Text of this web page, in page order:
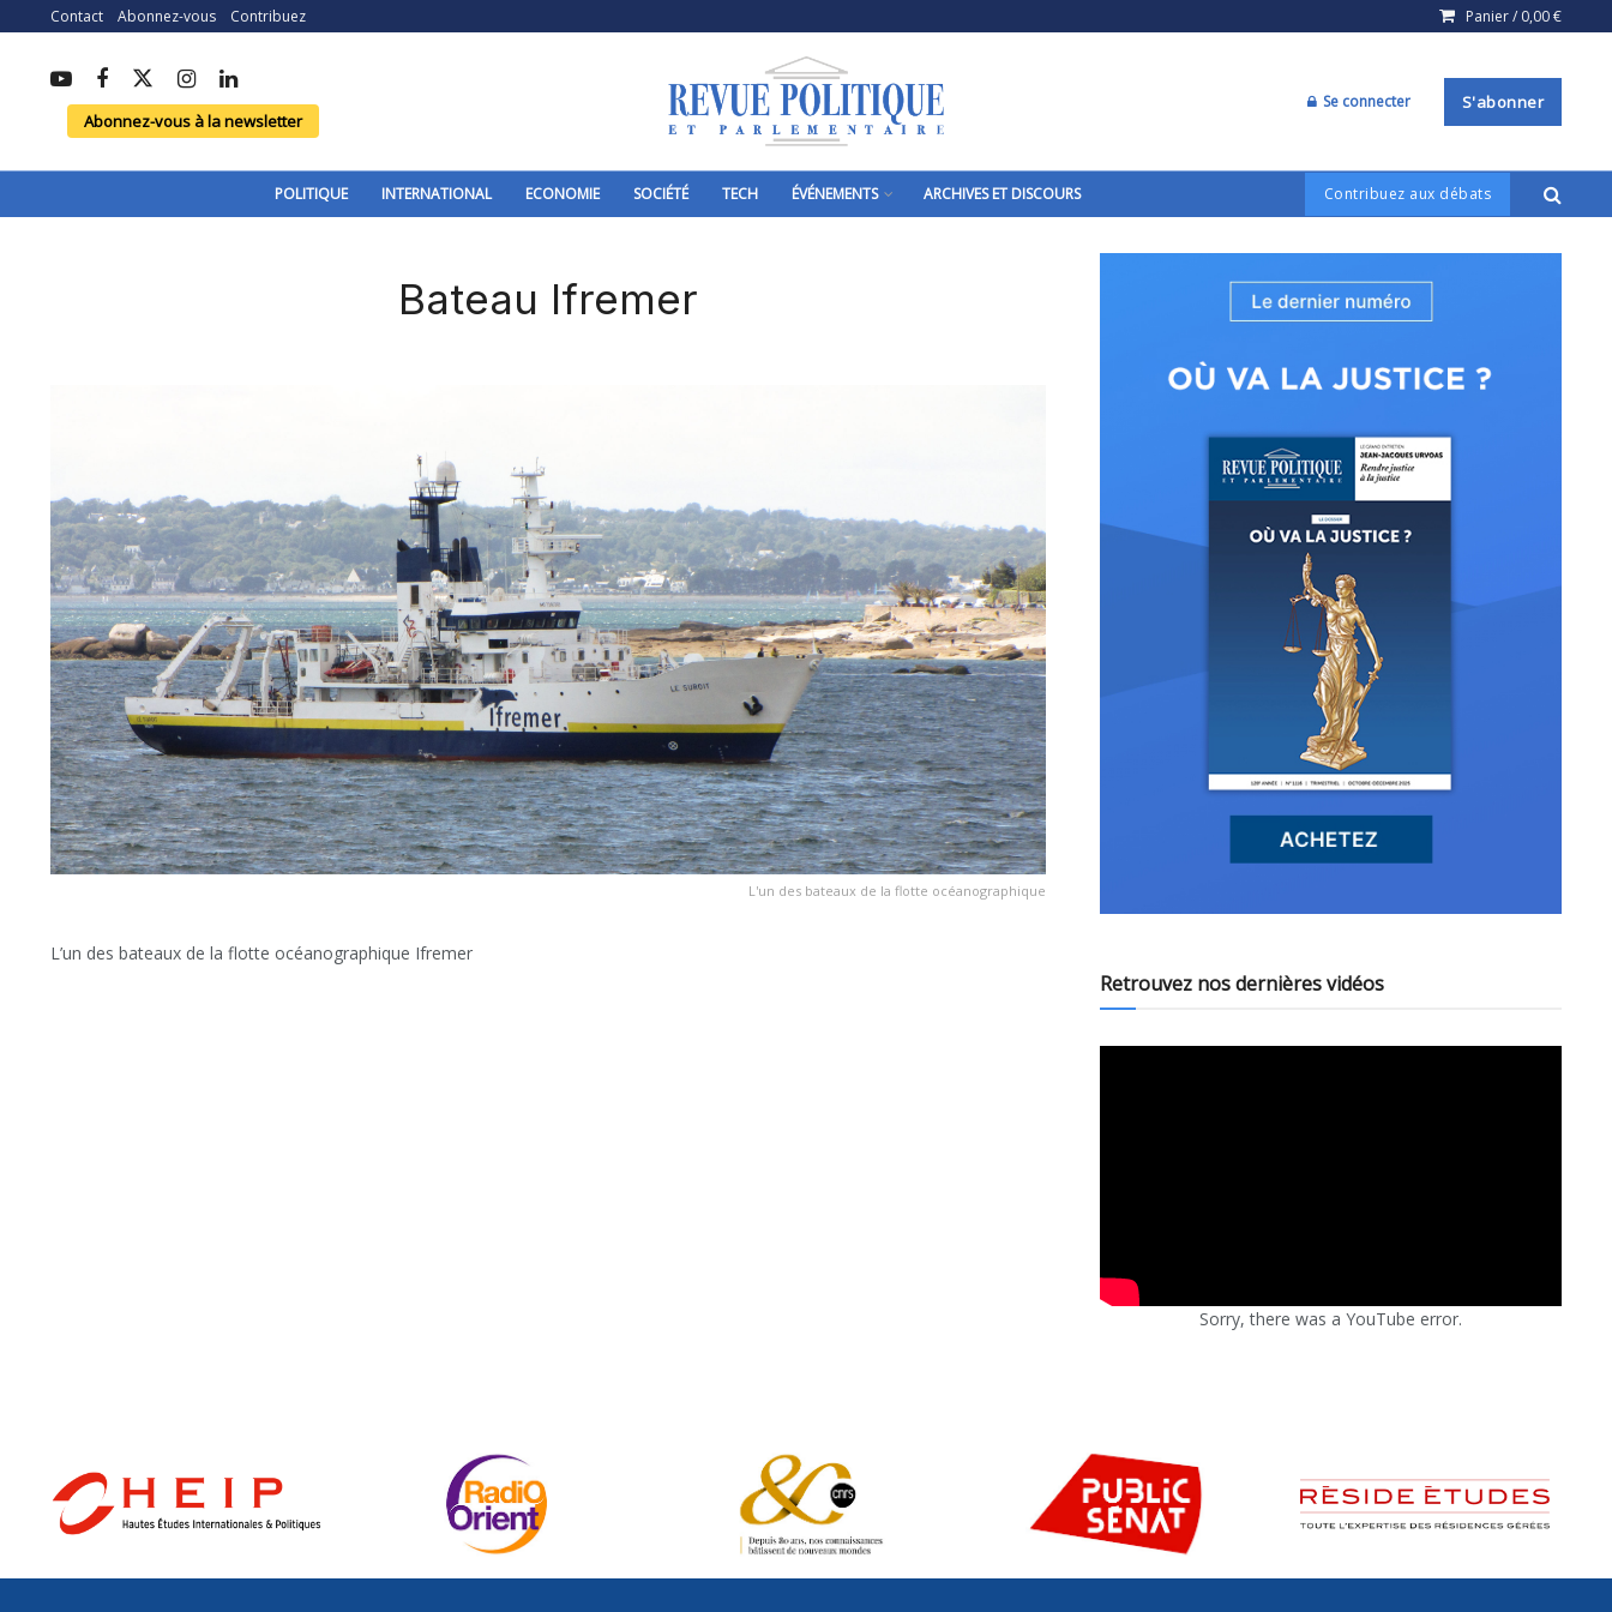
Contact Abonnez-vous Contribuez Panier / 0,00€
Abonnez-vous à la newsletter
Se connecter S'abonner
POLITIQUE INTERNATIONAL ECONOMIE SOCIÉTÉ TECH ÉVÉNEMENTS ARCHIVES ET DISCOURS Contribuez aux débats
Bateau Ifremer
L'un des bateaux de la flotte océanographique
L’un des bateaux de la flotte océanographique Ifremer
Retrouvez nos dernières vidéos
Sorry, there was a YouTube error.